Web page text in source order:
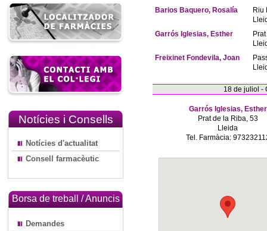
Notícies i Consells
Notícies d'actualitat
Consell farmacèutic
Borsa de treball / Anuncis
Demandes
Barios Baquero, Rosalía
Riu
Garrós Iglesias, Esther
Freixinet Fondevila, Joan
18 de juliol -
Garrós Iglesias, Esther
Prat de la Riba, 53
Lleida
Tel. Farmàcia: